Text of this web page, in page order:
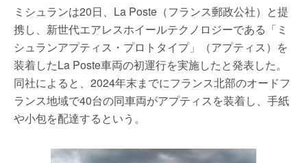
ミシュランは20日、La Poste（フランス郵政公社）と提
携し、新世代エアレスホイールテクノロジーである「ミ
シュランアプティス・プロトタイプ」（アプティス）を
装着したLa Poste車両の初運行を実施したと発表した。
同社によると、2024年末までにフランス北部のオードフ
ランス地域で40台の同車両がアプティスを装着し、手紙
や小包を配達するという。